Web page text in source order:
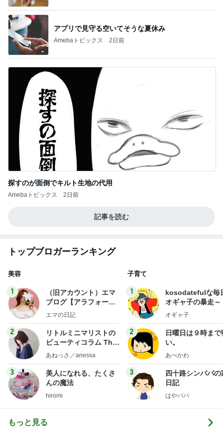
アプリで見守る空いてそうな夏休み
Amebaトピックス 2日前
探すのが面倒でキルト生地の代用
Amebaトピックス 2日前
記事を読む
トップブロガーランキング
美容
1
（旧アカウント）エマ
ブログ【アラフォー会
社売却セカンドライ
エマの日記
2
リトルミニマリストの
ビューティコラム The
little minimalist's bea
あねっさ／anessa
3
美人になれる、たくさ
んの魔法
hiromi
子育て
1
kosodatefulな毎
オギャ子の暴走～
オギャ子
2
日曜日は９時まで
い。
あべかわ
3
四十路シンパパの
日記
はやパパ
もっと見る